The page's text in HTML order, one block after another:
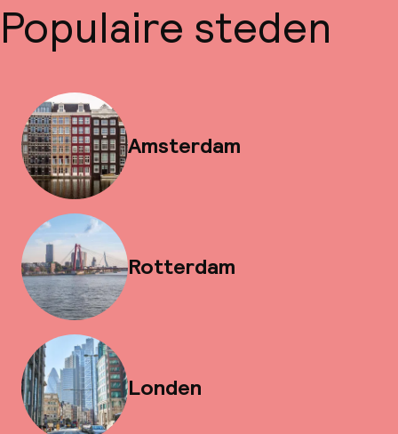
Populaire steden
Amsterdam
Rotterdam
Londen